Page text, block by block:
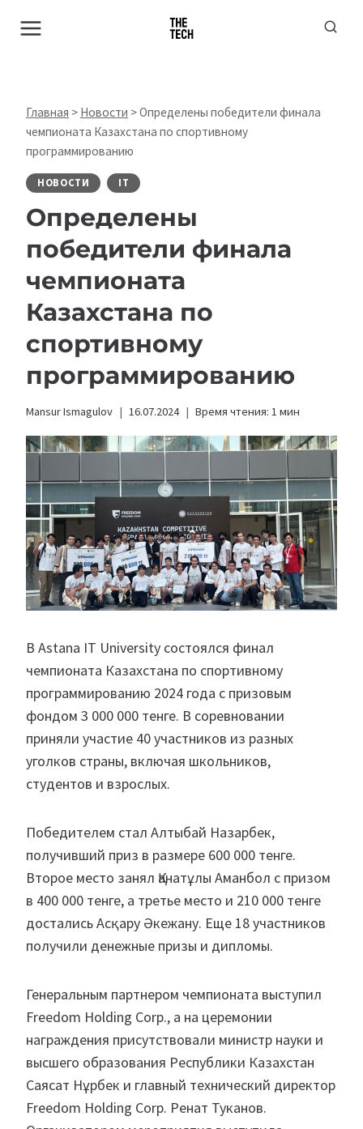
Главная > Новости >Определены победители финала
чемпионата Казахстана по спортивному
программированию
НОВОСТИ IT
Определены
победители финала
чемпионата
Казахстана по
спортивному
программированию
Mansur Ismagulov 16.07.2024 Время чтения: 1 мин
В Astana IT University состоялся финал
чемпионата Казахстана по спортивному
программированию 2024 года с призовым
фондом 3 000 000 тенге. В соревновании
приняли участие 40 участников из разных
уголков страны, включая школьников,
студентов и взрослых.
Победителем стал Алтыбай Назарбек,
получивший приз в размере 600 000 тенге.
Второе место занял Қанатұлы Аманбол с призом
в 400 000 тенге, а третье место и 210 000 тенге
достались Асқару Әкежану. Еще 18 участников
получили денежные призы и дипломы.
Генеральным партнером чемпионата выступил
Freedom Holding Corp., а на церемонии
награждения присутствовали министр науки и
высшего образования Республики Казахстан
Саясат Нұрбек и главный технический директор
Freedom Holding Corp. Ренат Туканов.